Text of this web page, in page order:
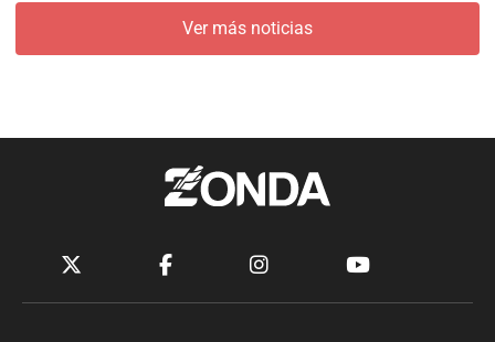
Ver más noticias